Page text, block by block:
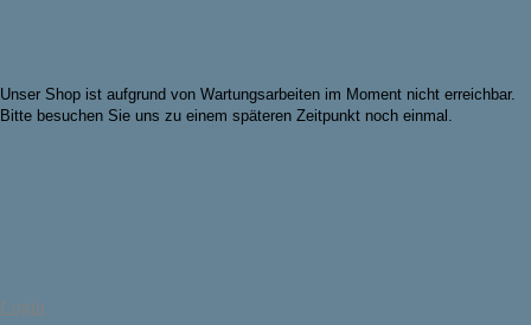
Unser Shop ist aufgrund von Wartungsarbeiten im Moment nicht erreichbar.
Bitte besuchen Sie uns zu einem späteren Zeitpunkt noch einmal.
Login